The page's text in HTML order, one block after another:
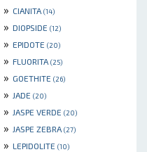
» CIANITA (14)
» DIOPSIDE (12)
» EPIDOTE (20)
» FLUORITA (25)
» GOETHITE (26)
» JADE (20)
» JASPE VERDE (20)
» JASPE ZEBRA (27)
» LEPIDOLITE (10)